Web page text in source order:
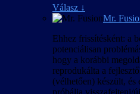
Válasz ↓
Mr.
Ehhez frissítésként: a
potenciálisan
hogy a korábbi
reprodukálta a
(vélhetően) készült,
próbálja visszafejteni/